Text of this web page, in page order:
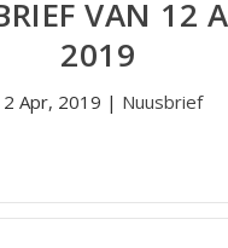
VAN 12
2019
Apr, 2019 | Nuusbrief